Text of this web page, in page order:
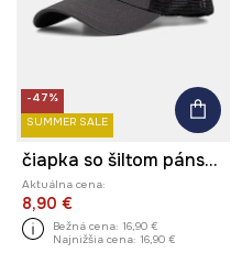
-47%
SUMMER SALE
čiapka so šiltom pánska
Aktuálna cena:
8,90 €
Bežná cena: 16,90 €
Najnižšia cena: 16,90 €